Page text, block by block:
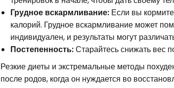
Грудное вскармливание:Если вы кормите
калорий. Грудное вскармливание может
индивидуален, и результаты могут
Постепенность:Старайтесь снижать вес
Резкие диеты и экстремальные методы
после родов, когда он нуждается во